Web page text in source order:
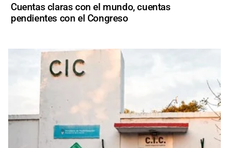
Cuentas claras con el mundo, cuentas
pendientes con el Congreso